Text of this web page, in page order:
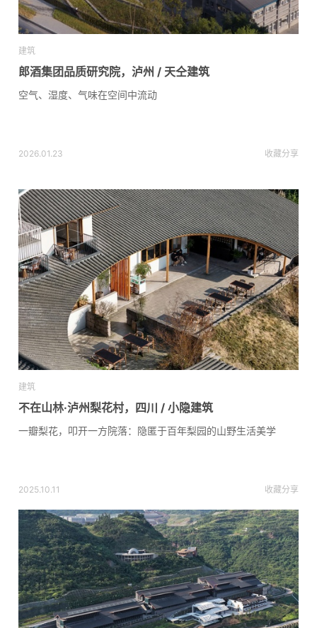
建筑
郎酒集团品质研究院，泸州 / 天仝建筑
空气、湿度、气味在空间中流动
2026.01.23 收藏分享
建筑
不在山林·泸州梨花村，四川 / 小隐建筑
一瓣梨花，叩开一方院落：隐匿于百年梨园的山野生活美学
2025.10.11 收藏分享